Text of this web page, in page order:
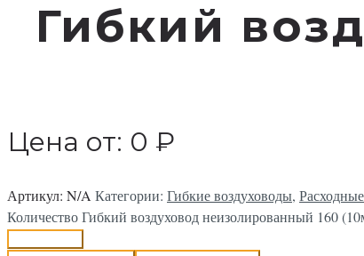
Гибкий
Цена от: 0 ₽
Артикул: N/A Категории: Гибкие воздуховоды,
Количество Гибкий воздуховод неизолированный 160